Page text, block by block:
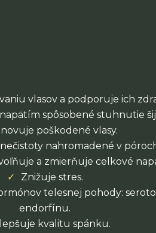
vlasov a podporuje ich
spôsobené stuhnutie
poškodené vlasy.
nahromadené v
a zmierňuje celkové
Znižuje stres.
telesnej pohody:
endorfínu.
kvalitu spánku.